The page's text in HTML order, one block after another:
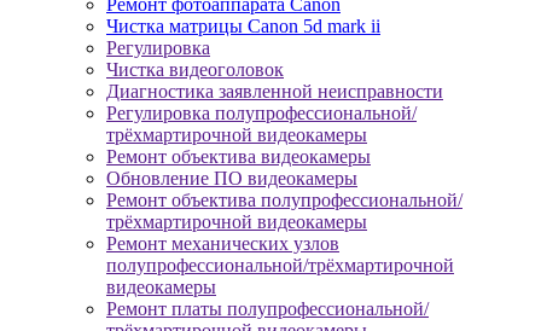
Ремонт фотоаппарата Canon
Чистка матрицы Canon 5d mark ii
Регулировка
Чистка видеоголовок
Диагностика заявленной неисправности
Регулировка полупрофессиональной/
трёхмартирочной видеокамеры
Ремонт объектива видеокамеры
Обновление ПО видеокамеры
Ремонт объектива полупрофессиональной/
трёхмартирочной видеокамеры
Ремонт механических узлов
полупрофессиональной/трёхмартирочной
видеокамеры
Ремонт платы полупрофессиональной/